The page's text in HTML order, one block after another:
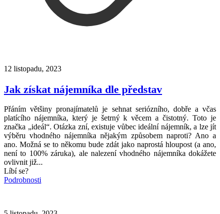
12 listopadu, 2023
Jak získat nájemníka dle představ
Přáním většiny pronajímatelů je sehnat seriózního, dobře a včas
platícího nájemníka, který je šetrný k věcem a čistotný. Toto je
značka „ideál“. Otázka zní, existuje vůbec ideální nájemník, a lze jít
výběru vhodného nájemníka nějakým způsobem naproti? Ano a
ano. Možná se to někomu bude zdát jako naprostá hloupost (a ano,
není to 100% záruka), ale nalezení vhodného nájemníka dokážete
ovlivnit již...
Líbí se?
Podrobnosti